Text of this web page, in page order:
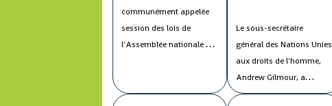
communément appelée
session des lois de
l'Assemblée nationale de
guinéen en présence des
l'impunité,
selon l'ONU
Le sous-secrétaire
général des Nations Unies
aux droits de l'homme,
Andrew Gilmour, a
présenté mercredi au